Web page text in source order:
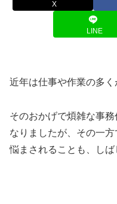
X
LINE
近年は仕事や作業の多く
そのおかげで煩雑な事
なりましたが、その一
悩まされることも、しば